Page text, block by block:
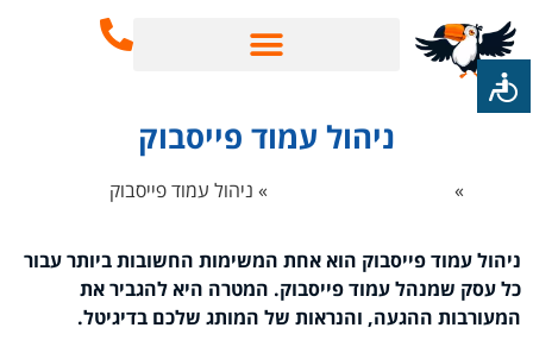
ניהול עמוד פייסבוק
»
» ניהול עמוד פייסבוק
ניהול עמוד פייסבוק הוא אחת המשימות החשובות ביותר עבור
כל עסק שמנהל עמוד פייסבוק. המטרה היא להגביר את
המעורבות ההגעה, והנראות של המותג שלכם בדיגיטל.